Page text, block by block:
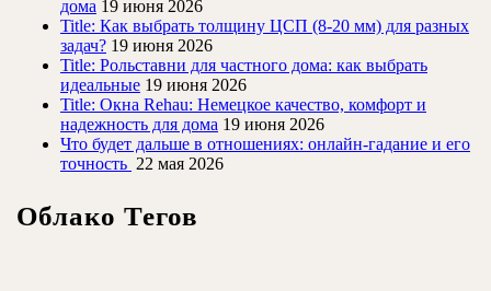
дома 19 июня 2026
Title: Как выбрать толщину ЦСП (8-20 мм) для разных
задач? 19 июня 2026
Title: Рольставни для частного дома: как выбрать
идеальные 19 июня 2026
Title: Окна Rehau: Немецкое качество, комфорт и
надежность для дома 19 июня 2026
Что будет дальше в отношениях: онлайн-гадание и его
точность 22 мая 2026
Облако Тегов